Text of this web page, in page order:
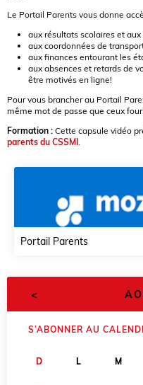
Le Portail Parents vous donne
aux résultats scolaires et aux
aux coordonnées de
aux finances entourant les
aux absences et retards de
être motivés en ligne!
Pour vous brancher au Portail
même mot de passe que ceux
Formation : Cette capsule vidéo
parents du CSSMI
Portail Parents
<
S’ABONNER AU
D L M